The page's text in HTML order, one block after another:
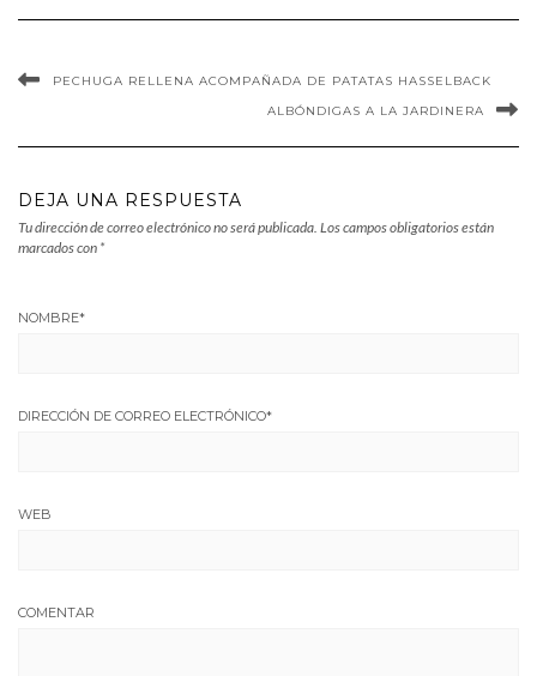
PECHUGA RELLENA ACOMPAÑADA DE PATATAS HASSELBACK
ALBÓNDIGAS A LA JARDINERA
DEJA UNA RESPUESTA
Tu dirección de correo electrónico no será publicada. Los campos obligatorios están
marcados con *
NOMBRE*
DIRECCIÓN DE CORREO ELECTRÓNICO*
WEB
COMENTAR